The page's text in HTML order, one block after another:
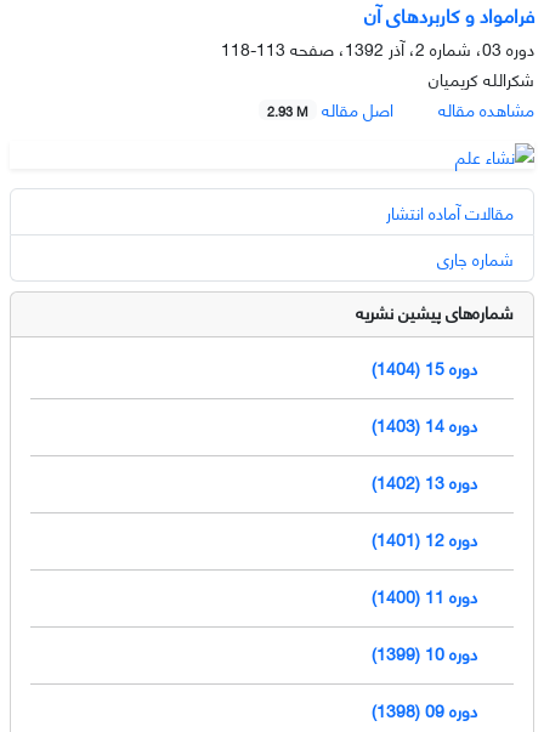
فرامواد و کاربردهای آن
دوره 03، شماره 2، آذر 1392، صفحه
113-118
شکرالله کریمیان
مشاهده مقاله
اصل مقاله 2.93 M
مقالات آماده انتشار
شماره جاری
شماره‌های پیشین نشریه
دوره 15 (1404)
دوره 14 (1403)
دوره 13 (1402)
دوره 12 (1401)
دوره 11 (1400)
دوره 10 (1399)
دوره 09 (1398)